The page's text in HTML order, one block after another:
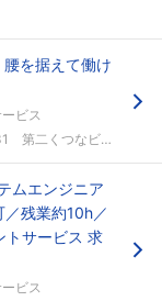
を据えて働け
ビス
二くつなビル伊...
ムエンジニア
残業約10h／
トサービス 求
ビス